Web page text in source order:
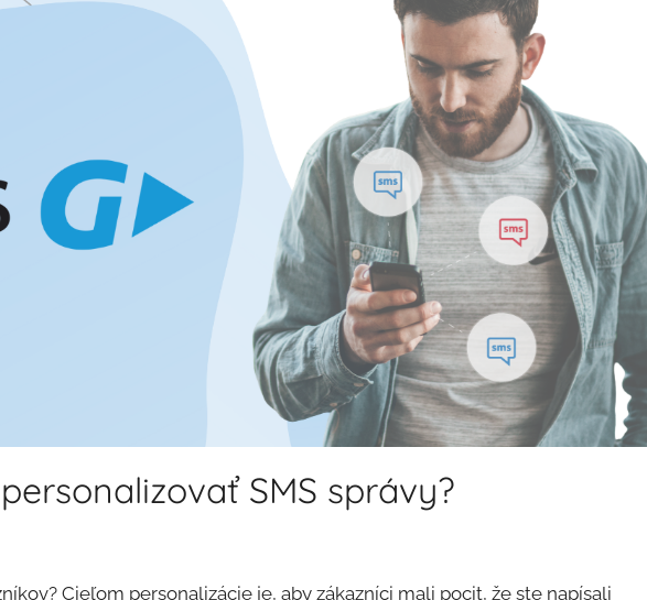
SMS správy?
Cieľom personalizácie je, aby zákazníci mali pocit, že ste napísali